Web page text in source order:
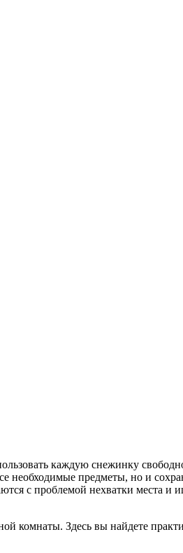
каждую снежинку
необходимые предметы, но и
с проблемой нехватки места и
комнаты. Здесь вы найдете